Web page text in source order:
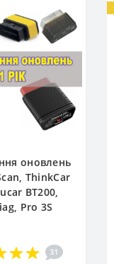
оновлень
ThinkCar
BT200,
Pro 3S
31